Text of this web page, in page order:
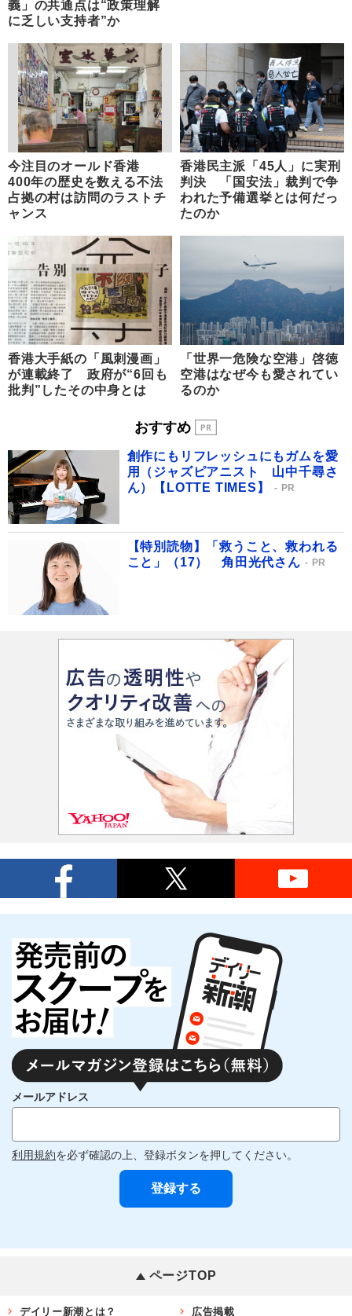
義」の共通点は“政策理解
に乏しい支持者”か
今注目のオールド香港
400年の歴史を数える不法
占拠の村は訪問のラストチ
ャンス
香港民主派「45人」に実刑
判決 「国安法」裁判で争
われた予備選挙とは何だっ
たのか
香港大手紙の「風刺漫画」
が連載終了 政府が“6回も
批判”したその中身とは
「世界一危険な空港」啓徳
空港はなぜ今も愛されてい
るのか
おすすめ
創作にもリフレッシュにもガムを愛
用（ジャズピアニスト 山中千尋さ
ん）【LOTTE TIMES】
PR
【特別読物】「救うこと、救われる
こと」（17） 角田光代さん
PR
メールアドレス
利用規約を必ず確認の上、登録ボタンを押してください。
ページTOP
デイリー新潮とは？ 広告掲載